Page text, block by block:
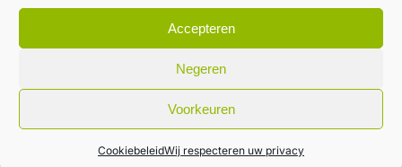
Accepteren
Negeren
Voorkeuren
CookiebeleidWij respecteren uw privacy
Rechtstreeks van het veld naar je inbox.
Inschrijven nieuwsbrief
Algemene voorwaarden|Privacybeleid| gemaakt met door
creativitijd